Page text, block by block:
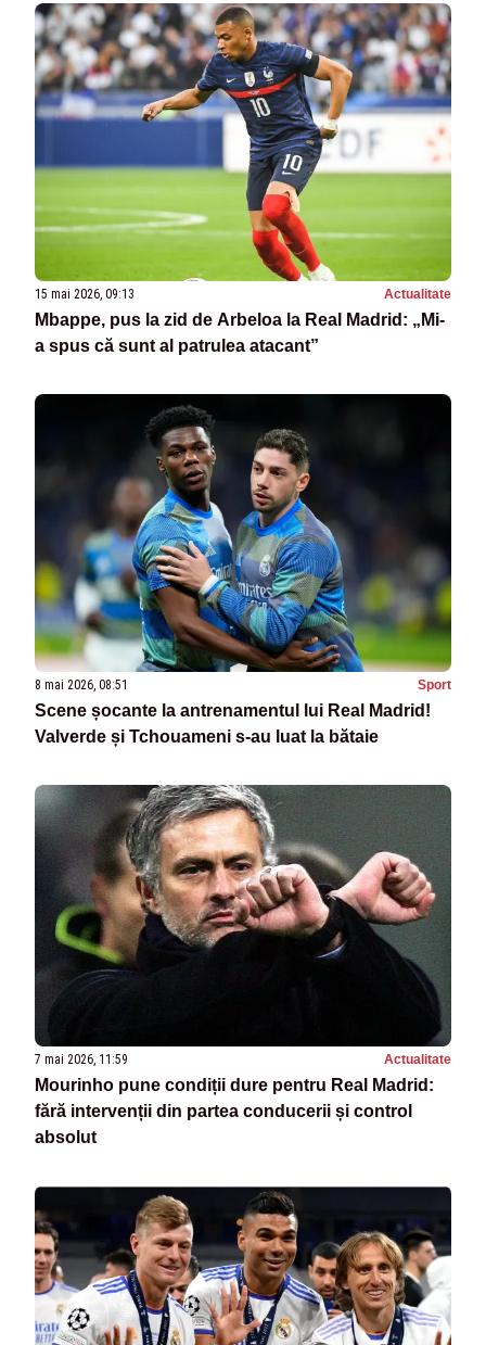
15 mai 2026, 09:13 Actualitate
Mbappe, pus la zid de Arbeloa la Real Madrid: „Mi-
a spus că sunt al patrulea atacant”
8 mai 2026, 08:51 Sport
Scene șocante la antrenamentul lui Real Madrid!
Valverde și Tchouameni s-au luat la bătaie
7 mai 2026, 11:59 Actualitate
Mourinho pune condiții dure pentru Real Madrid:
fără intervenții din partea conducerii și control
absolut